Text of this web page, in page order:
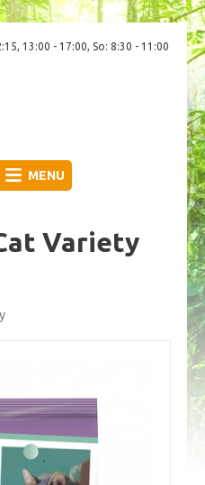
13:00 - 17:00, So: 8:30 - 11:00
MENU
Variety